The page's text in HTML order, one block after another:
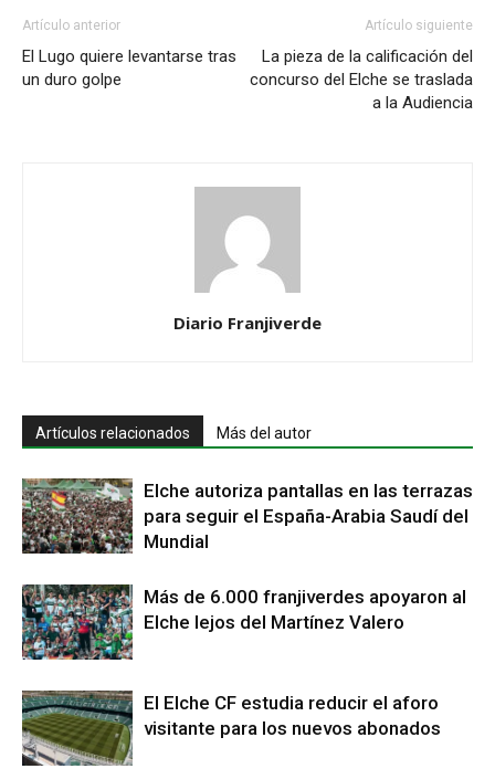
Artículo anterior
El Lugo quiere levantarse tras
un duro golpe
Artículo siguiente
La pieza de la calificación del
concurso del Elche se traslada
a la Audiencia
Diario Franjiverde
Artículos relacionados Más del autor
Elche autoriza pantallas en las terrazas
para seguir el España-Arabia Saudí del
Mundial
Más de 6.000 franjiverdes apoyaron al
Elche lejos del Martínez Valero
El Elche CF estudia reducir el aforo
visitante para los nuevos abonados